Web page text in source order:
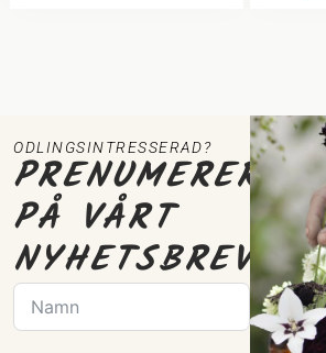
ODLINGSINTRESSERAD?
PRENUMERERA
PÅ VÅRT
NYHETSBREV